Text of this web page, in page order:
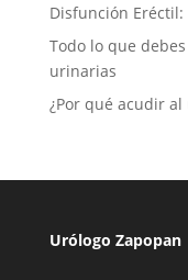
Disfunción Eréctil:
Todo lo que
urinarias
¿Por qué acudir al
Urólogo Zapopan